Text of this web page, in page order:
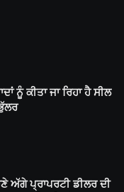
ਨੂੰ ਕੀਤਾ ਜਾ ਰਿਹਾ ਹੈ ਸੀਲ
ਅੱਗੇ ਪ੍ਰਾਪਰਟੀ ਡੀਲਰ ਦੀ